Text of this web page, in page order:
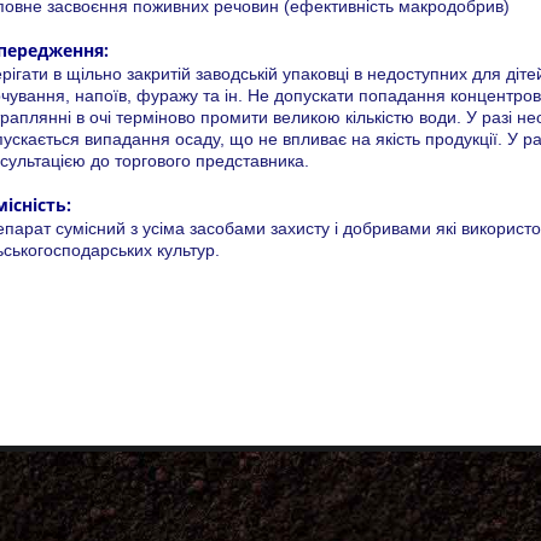
засвоєння поживних речовин (ефективність макродобрив)
в щільно закритій заводській упаковці в недоступних для
напоїв, фуражу та ін. Не допускати попадання
в очі терміново промити великою кількістю води. У разі
випадання осаду, що не впливає на якість продукції. У
до торгового представника.
сумісний з усіма засобами захисту і добривами які
культур.